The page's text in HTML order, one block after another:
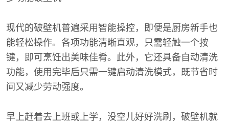
现代的破壁机普遍采用智能操控，即便是厨房新手也
能轻松操作。各项功能清晰直观，只需轻触一个按
键，即可烹饪出美味佳肴。此外，它还具备自动清洗
功能，使用完毕后只需一键启动清洗模式，既节省时
间又减少劳动强度。
早上赶着去上班或上学，没空儿好好洗刷，破壁机就